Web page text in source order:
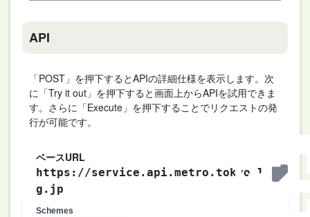
API
「POST」を押下するとAPIの詳細仕様を表示します。次
に「Try it out」を押下すると画面上からAPIを試用できま
す。さらに「Execute」を押下することでリクエストの発
行が可能です。
ベースURL
https://service.api.metro.tokyo.l
g.jp
Schemes